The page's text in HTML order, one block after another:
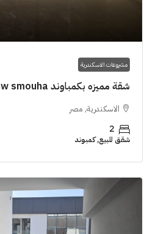
مشروعات الاسكندرية
شقة مميزه بكمباوند 129m Grand View smouha
الاسكندرية, مصر
2
شقق للبيع, كمبوند